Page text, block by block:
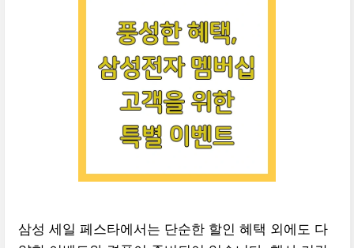
삼성 세일 페스타에서는 단순한 할인 혜택 외에도 다